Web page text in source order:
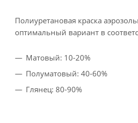
Полиуретановая краска
оптимальный вариант в
Матовый: 10-20%
Полуматовый: 40-60%
Глянец: 80-90%